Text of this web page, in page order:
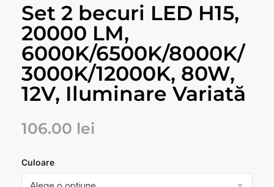
Set 2 becuri LED H15,
20000 LM,
6000K/6500K/8000K/
3000K/12000K, 80W,
12V, Iluminare Variată
106.00 lei
Culoare